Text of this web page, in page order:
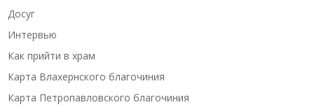
Досуг
Интервью
Как прийти в храм
Карта Влахернского благочиния
Карта Петропавловского благочиния